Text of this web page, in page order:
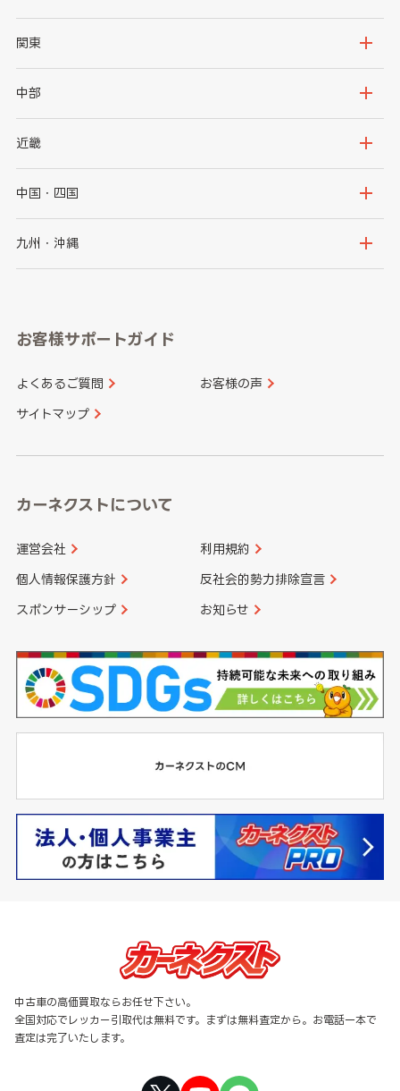
北海道
岩手県
秋田県
関東
茨城県
群馬県
千葉県
中部
新潟県
石川県
山梨県
愛知県
近畿
大阪府
京都府
和歌山県
中国・四国
鳥取県
山口県
香川県 愛媛県
九州・沖縄
長崎県
大分県 宮崎県
お客様サポートガイド
よくあるご質問 お客様の声
サイトマップ
カーネクストについて
運営会社 利用規約
個人情報保護方針 反社会的勢力排除宣言
スポンサーシップ お知らせ
中古車の高価買取ならお任せ下さい。
全国対応でレッカー引取代は無料です。まずは無料査定から。お電話一本で
査定は完了いたします。